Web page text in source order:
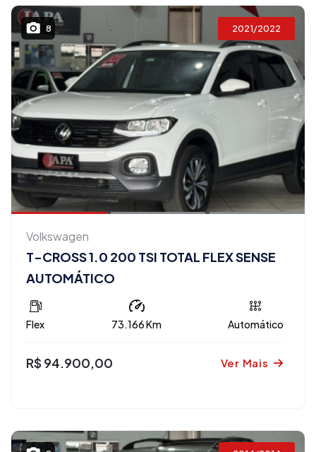
8 2021/2022
Volkswagen
T-CROSS 1.0 200 TSI TOTAL FLEX SENSE
AUTOMÁTICO
Flex 73.166 Km Automático
R$ 94.900,00 Ver Mais